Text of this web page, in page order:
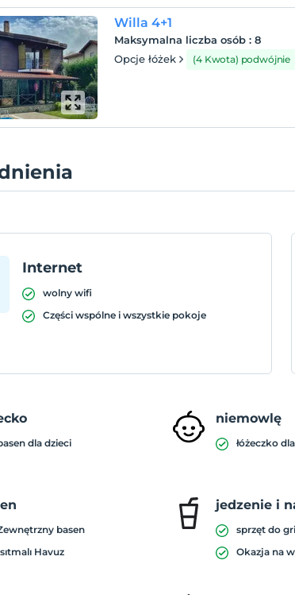
Willa 4+1
Maksymalna liczba osób :8
Opcje łóżek
(4 Kwota) podwójnie
Internet
wolny wifi
Części wspólne i wszystkie pokoje
dla dzieci
niemowlę
łóżeczko
basen
Havuz
jedzenie i
sprzęt do
Okazja na